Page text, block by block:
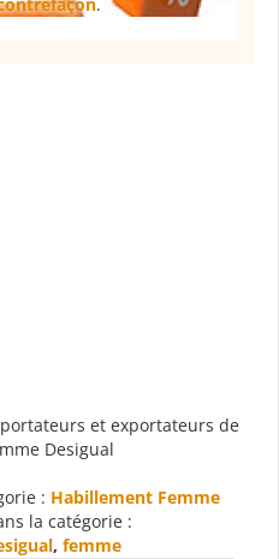
.
et exportateurs de
Desigual
: Habillement Femme
la catégorie :
, femme